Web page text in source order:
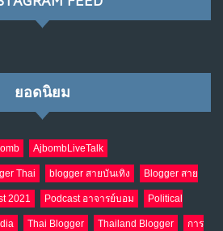
ลายเป็น“ศาลเตี้ย”
มอำนาจที่มองไม่เห็น
ยอดนิยม
AjbombLiveTalk
Thai blogger สายบันเทิง Blogger สาย
2021 Podcast อาจารย์บอม Political
Thai Blogger Thailand Blogger การ